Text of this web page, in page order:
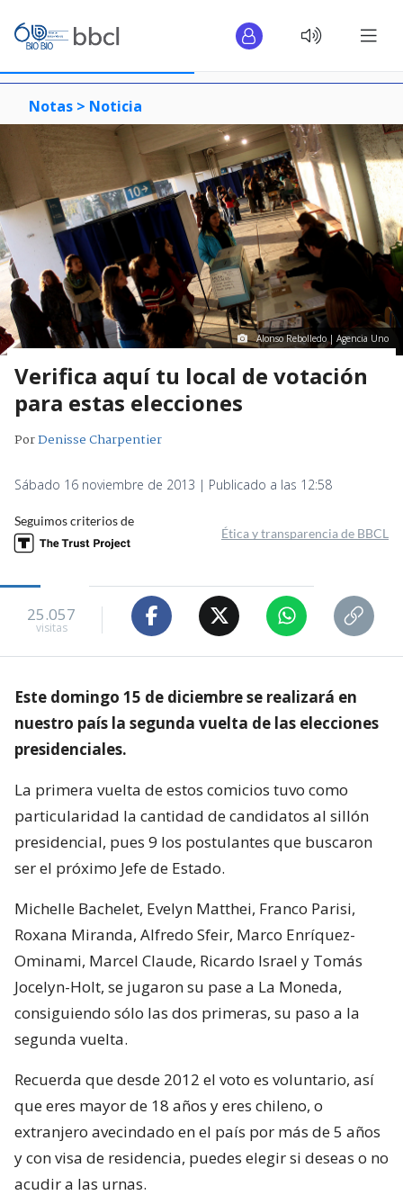
Notas > Noticia
Alonso Rebolledo | Agencia Uno
Verifica aquí tu local de votación
para estas elecciones
PorDenisse Charpentier
Sábado 16 noviembre de 2013 | Publicado a las 12:58
Seguimos criterios de
Ética y transparencia de BBCL
25.057
visitas
Este domingo 15 de diciembre se realizará en
nuestro país la segunda vuelta de las elecciones
presidenciales.
La primera vuelta de estos comicios tuvo como
particularidad la cantidad de candidatos al sillón
presidencial, pues 9 los postulantes que buscaron
ser el próximo Jefe de Estado.
Michelle Bachelet, Evelyn Matthei, Franco Parisi,
Roxana Miranda, Alfredo Sfeir, Marco Enríquez-
Ominami, Marcel Claude, Ricardo Israel y Tomás
Jocelyn-Holt, se jugaron su pase a La Moneda,
consiguiendo sólo las dos primeras, su paso a la
segunda vuelta.
Recuerda que desde 2012 el voto es voluntario, así
que eres mayor de 18 años y eres chileno, o
extranjero avecindado en el país por más de 5 años
y con visa de residencia, puedes elegir si deseas o no
acudir a las urnas.